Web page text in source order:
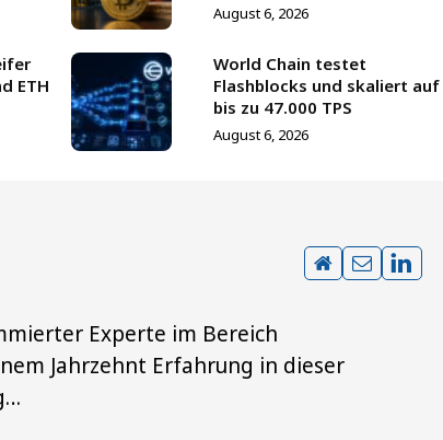
August 6, 2026
ETH
World Chain testet
Flashblocks und skaliert auf
bis zu 47.000 TPS
August 6, 2026
Experte im Bereich
Jahrzehnt Erfahrung in dieser